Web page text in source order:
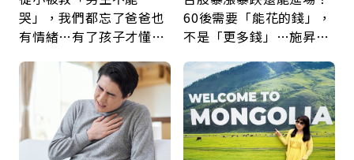
哭」，我們都忘了爸爸也
有情緒…有了孩子才懂：
久違的關心
60後需要「能花的錢」，
不是「更多錢」…施昇
票